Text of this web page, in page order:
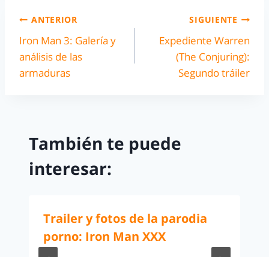
ANTERIOR
Iron Man 3: Galería y
análisis de las
armaduras
SIGUIENTE
Expediente Warren
(The Conjuring):
Segundo tráiler
También te puede
interesar:
Trailer y fotos de la parodia
porno: Iron Man XXX